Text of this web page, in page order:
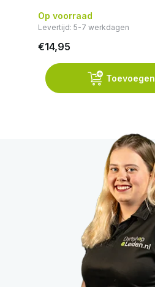
Op voorraad
Levertijd: 5-7 werkdagen
€14,95
Toevoegen